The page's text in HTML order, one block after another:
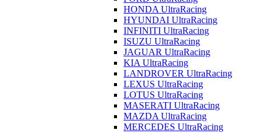
HONDA UltraRacing
HYUNDAI UltraRacing
INFINITI UltraRacing
ISUZU UltraRacing
JAGUAR UltraRacing
KIA UltraRacing
LANDROVER UltraRacing
LEXUS UltraRacing
LOTUS UltraRacing
MASERATI UltraRacing
MAZDA UltraRacing
MERCEDES UltraRacing